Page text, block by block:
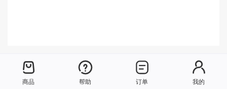
商品 帮助 订单 我的